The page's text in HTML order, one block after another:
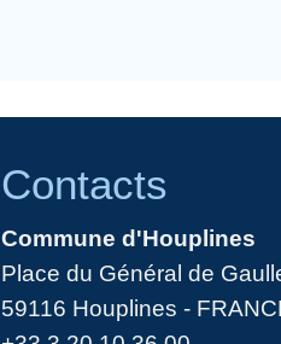
Contacts
Commune d'Houplines
Place du Général de
59116 Houplines -